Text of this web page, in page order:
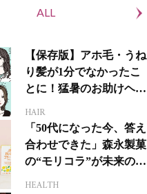
ALL
【保存版】アホ毛・うね
り髪が1分でなかったこ
とに！猛暑のお助けヘア
HAIR
「50代になった今、答え
合わせできた」森永製菓
の“モリコラ”が未来のキ
HEALTH